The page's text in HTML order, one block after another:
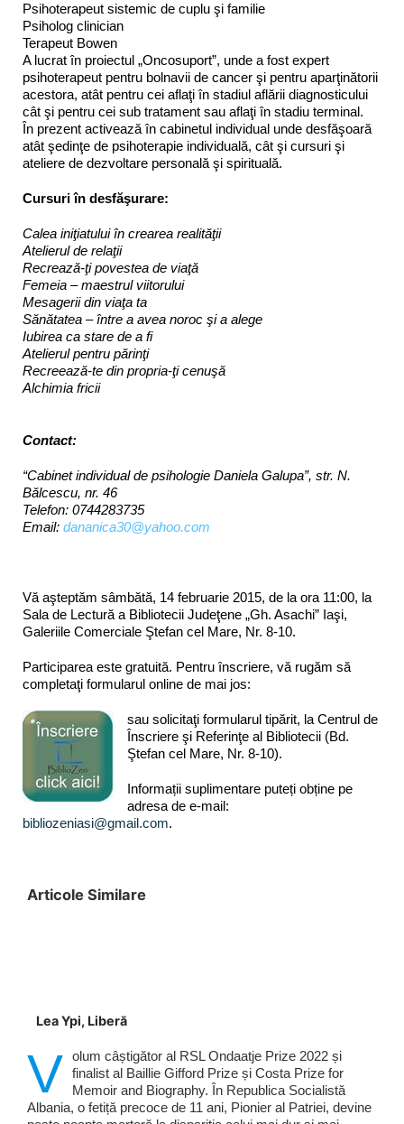
Psihoterapeut sistemic de cuplu şi familie
Psiholog clinician
Terapeut Bowen
A lucrat în proiectul „Oncosuport”, unde a fost expert
psihoterapeut pentru bolnavii de cancer şi pentru aparţinătorii
acestora, atât pentru cei aflaţi în stadiul aflării diagnosticului
cât şi pentru cei sub tratament sau aflaţi în stadiu terminal.
În prezent activează în cabinetul individual unde desfăşoară
atât şedinţe de psihoterapie individuală, cât şi cursuri şi
ateliere de dezvoltare personală şi spirituală.
Cursuri în desfăşurare:
Calea iniţiatului în crearea realităţii
Atelierul de relaţii
Recrează-ţi povestea de viaţă
Femeia – maestrul viitorului
Mesagerii din viaţa ta
Sănătatea – între a avea noroc şi a alege
Iubirea ca stare de a fi
Atelierul pentru părinţi
Recreează-te din propria-ţi cenuşă
Alchimia fricii
Contact:
“Cabinet individual de psihologie Daniela Galupa”, str. N.
Bălcescu, nr. 46
Telefon: 0744283735
Email: dananica30@yahoo.com
Vă aşteptăm sâmbătă, 14 februarie 2015, de la ora 11:00, la
Sala de Lectură a Bibliotecii Judeţene „Gh. Asachi” Iaşi,
Galeriile Comerciale Ştefan cel Mare, Nr. 8-10.
Participarea este gratuită. Pentru înscriere, vă rugăm să
completaţi formularul online de mai jos:
sau solicitaţi formularul tipărit, la Centrul de
Înscriere şi Referinţe al Bibliotecii (Bd.
Ştefan cel Mare, Nr. 8-10).
Informații suplimentare puteți obține pe
adresa de e-mail:
bibliozeniasi@gmail.com.
Articole Similare
Lea Ypi, Liberă
V olum câștigător al RSL Ondaatje Prize 2022 și
finalist al Baillie Gifford Prize și Costa Prize for
Memoir and Biography. În Republica Socialistă
Albania, o fetiță precoce de 11 ani, Pionier al Patriei, devine